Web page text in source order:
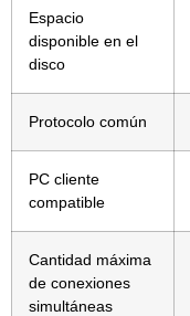
Espacio
disponible en el
disco
Protocolo común
PC cliente
compatible
Cantidad máxima
de conexiones
simultáneas